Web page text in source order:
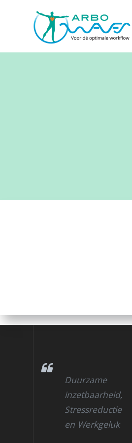
Duurzame
inzetbaarheid,
Stressreductie
en Werkgeluk